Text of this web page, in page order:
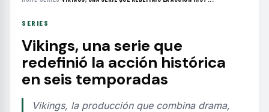
SERIES
Vikings, una serie que
redefinió la acción histórica
en seis temporadas
Vikings, la producción que combina drama,